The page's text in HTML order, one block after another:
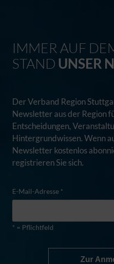
IMMER AUF
STAND UNSER
Der Verband Region
Newsletter aus der Region
Entscheidungen,
Hintergrundwissen. Wenn
Newsletter kostenlos
registrieren Sie sich.
E-Mail-Adresse *
* = Pflichtfeld
Zur